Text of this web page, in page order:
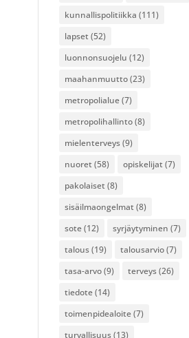
kunnallispolitiikka (111)
lapset (52)
luonnonsuojelu (12)
maahanmuutto(23)
metropolialue(7)
metropolihallinto(8)
mielenterveys(9)
nuoret (58) opiskelijat (7)
pakolaiset (8)
sisäilmaongelmat (8)
sote(12) syrjäytyminen (7)
talous(19) talousarvio(7)
tasa-arvo(9) terveys(26)
tiedote(14)
toimenpidealoite(7)
turvallisuus(13)